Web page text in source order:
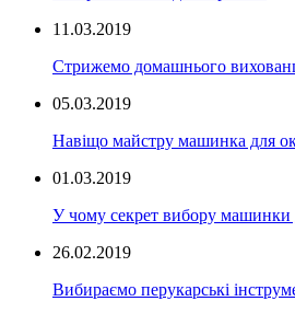
11.03.2019
Стрижемо домашнього
05.03.2019
Навіщо майстру машинка для
01.03.2019
У чому секрет вибору машинки
26.02.2019
Вибираємо перукарські